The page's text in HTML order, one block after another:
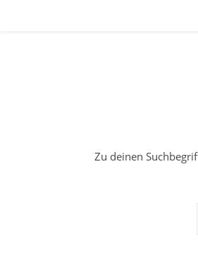
Zu deinen